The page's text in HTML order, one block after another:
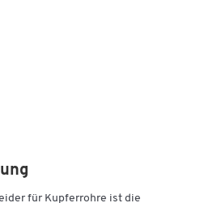
für Kupferrohre ist die